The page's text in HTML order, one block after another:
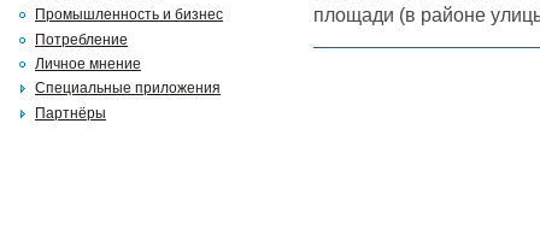
площади (в районе
Промышленность и бизнес
Потребление
Личное мнение
Специальные приложения
Партнёры